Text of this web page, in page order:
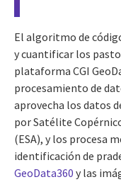
El algoritmo de
y cuantificar los
plataforma CGI
procesamiento de
aprovecha los datos
por Satélite
(ESA), y los procesa
identificación de
GeoData360 y las